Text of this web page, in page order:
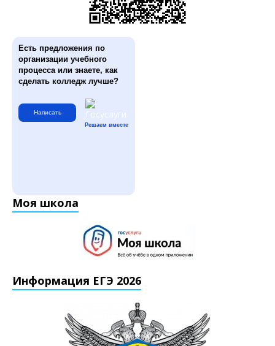
Есть предложения по
организации учебного
процесса или знаете, как
сделать колледж лучше?
Написать
Решаем вместе
Моя школа
Информация ЕГЭ 2026